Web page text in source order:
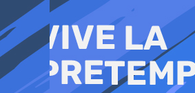
al
contenido